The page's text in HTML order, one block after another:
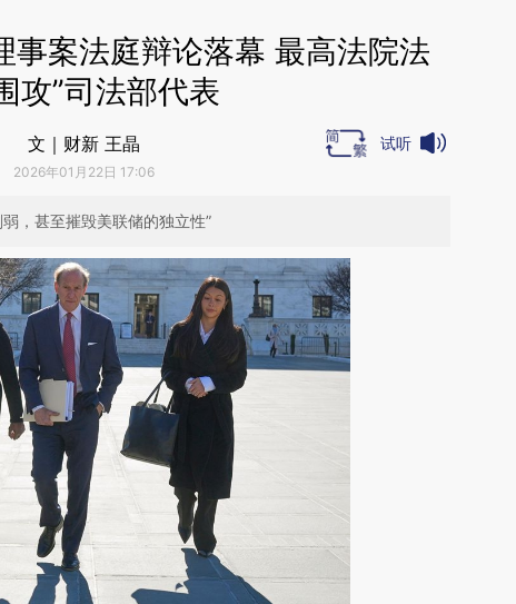
事案法庭辩论落幕 最高法院法
攻”司法部代表
文｜财新 王晶
2026年01月22日 17:06
试听
，甚至摧毁美联储的独立性”